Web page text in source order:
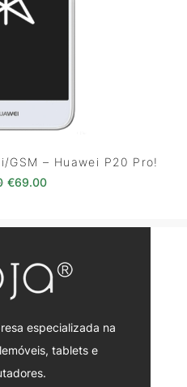
GSM – Huawei P20 Pro!
O preço original era: €79.00.
€69.00O preço atual é:
especializada na
tablets e